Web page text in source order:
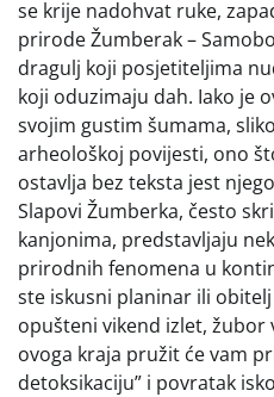
se krije nadohvat ruke,
prirode Žumberak –
dragulj koji posjetiteljima
koji oduzimaju dah. Iako je
svojim gustim šumama,
arheološkoj povijesti, ono
ostavlja bez teksta jest
Slapovi Žumberka, često
kanjonima, predstavljaju
prirodnih fenomena u
ste iskusni planinar ili
opušteni vikend izlet,
ovoga kraja pružit će vam
detoksikaciju” i povratak